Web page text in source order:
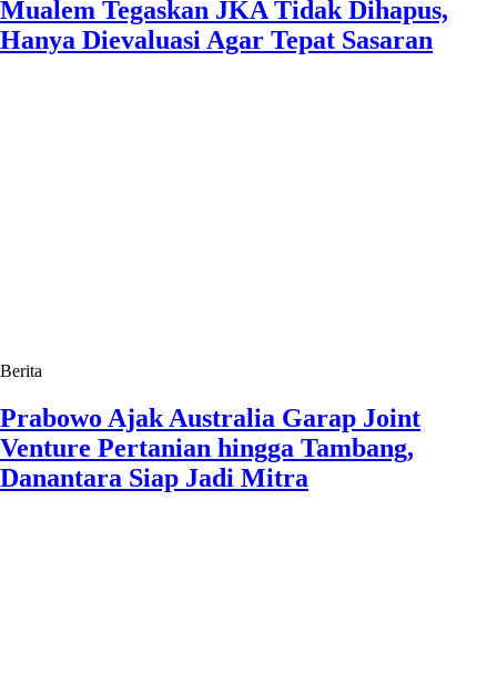
Mualem Tegaskan JKA Tidak Dihapus,
Hanya Dievaluasi Agar Tepat Sasaran
Berita
Prabowo Ajak Australia Garap Joint
Venture Pertanian hingga Tambang,
Danantara Siap Jadi Mitra